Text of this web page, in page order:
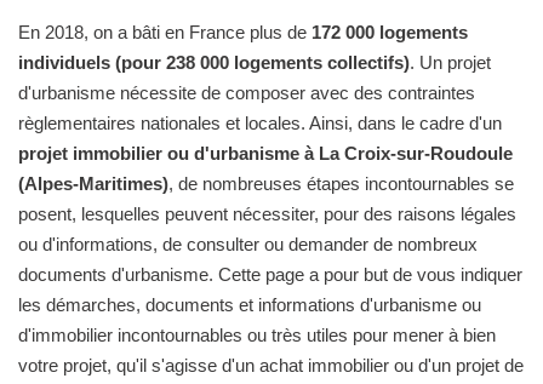
En 2018, on a bâti en France plus de 172 000 logements
individuels (pour 238 000 logements collectifs). Un projet
d'urbanisme nécessite de composer avec des contraintes
règlementaires nationales et locales. Ainsi, dans le cadre d'un
projet immobilier ou d'urbanisme à La Croix-sur-Roudoule
(Alpes-Maritimes), de nombreuses étapes incontournables se
posent, lesquelles peuvent nécessiter, pour des raisons légales
ou d'informations, de consulter ou demander de nombreux
documents d'urbanisme. Cette page a pour but de vous indiquer
les démarches, documents et informations d'urbanisme ou
d'immobilier incontournables ou très utiles pour mener à bien
votre projet, qu'il s'agisse d'un achat immobilier ou d'un projet de